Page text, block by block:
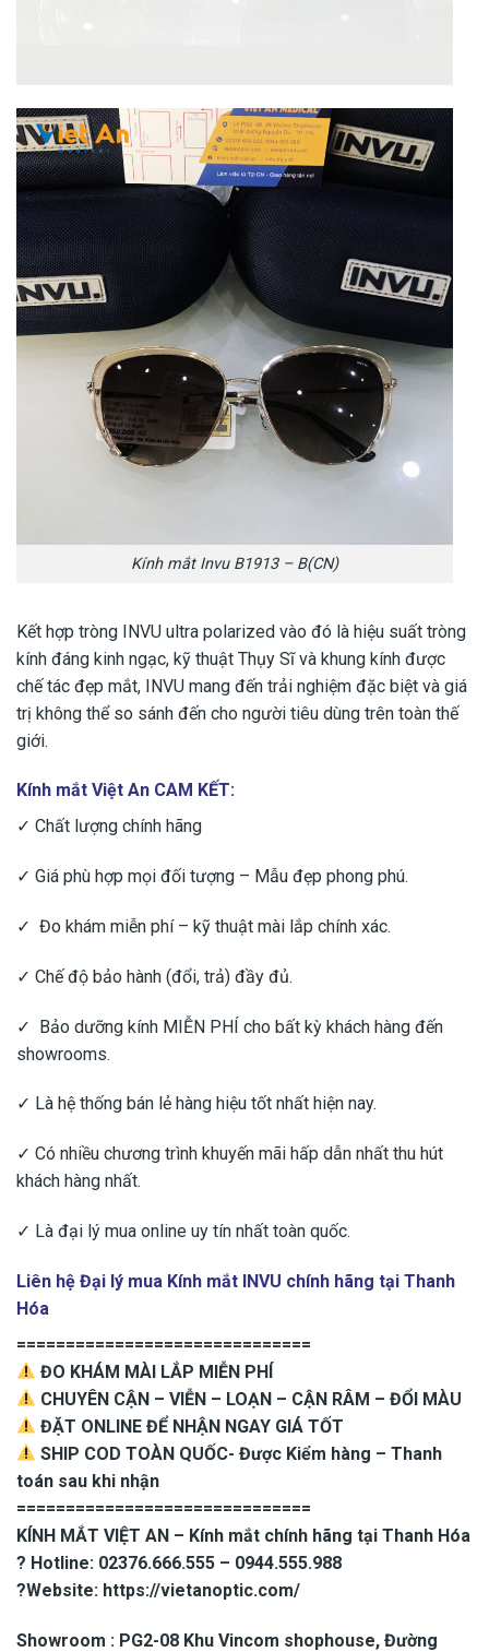
Kính mắt Invu B1913 – B(CN)
Kết hợp tròng INVU ultra polarized vào đó là hiệu suất tròng
kính đáng kinh ngạc, kỹ thuật Thụy Sĩ và khung kính được
chế tác đẹp mắt, INVU mang đến trải nghiệm đặc biệt và giá
trị không thể so sánh đến cho người tiêu dùng trên toàn thế
giới.
Kính mắt Việt An CAM KẾT:
✓ Chất lượng chính hãng
✓ Giá phù hợp mọi đối tượng – Mẫu đẹp phong phú.
✓ Đo khám miễn phí – kỹ thuật mài lắp chính xác.
✓ Chế độ bảo hành (đổi, trả) đầy đủ.
✓ Bảo dưỡng kính MIỄN PHÍ cho bất kỳ khách hàng đến
showrooms.
✓ Là hệ thống bán lẻ hàng hiệu tốt nhất hiện nay.
✓ Có nhiều chương trình khuyến mãi hấp dẫn nhất thu hút
khách hàng nhất.
✓ Là đại lý mua online uy tín nhất toàn quốc.
Liên hệ Đại lý mua Kính mắt INVU chính hãng tại Thanh
Hóa
==============================
ĐO KHÁM MÀI LẮP MIỄN PHÍ
CHUYÊN CẬN – VIỄN – LOẠN – CẬN RÂM – ĐỔI MÀU
ĐẶT ONLINE ĐỂ NHẬN NGAY GIÁ TỐT
SHIP COD TOÀN QUỐC- Được Kiểm hàng – Thanh
toán sau khi nhận
==============================
KÍNH MẮT VIỆT AN – Kính mắt chính hãng tại Thanh Hóa
? Hotline: 02376.666.555 – 0944.555.988
?Website: https://vietanoptic.com/
Showroom : PG2-08 Khu Vincom shophouse, Đường